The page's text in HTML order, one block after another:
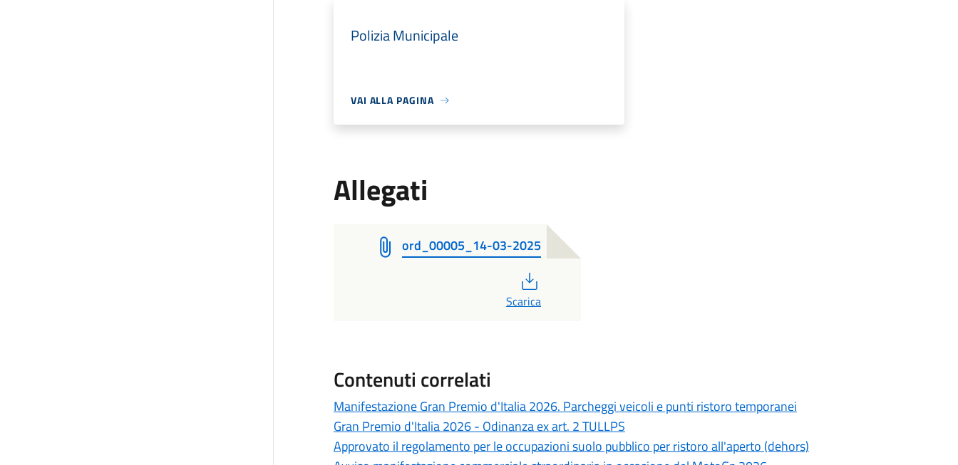
Polizia Municipale
VAI ALLA PAGINA
Allegati
ord_00005_14-03-2025
Scarica
Contenuti correlati
Manifestazione Gran Premio d'Italia 2026. Parcheggi veicoli e punti ristoro temporanei
Gran Premio d'Italia 2026 - Odinanza ex art. 2 TULLPS
Approvato il regolamento per le occupazioni suolo pubblico per ristoro all'aperto (dehors)